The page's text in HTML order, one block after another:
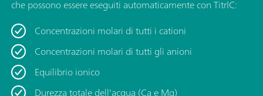
che possono essere eseguiti automaticamente con TitrIC:
Concentrazioni molari di tutti i cationi
Concentrazioni molari di tutti gli anioni
Equilibrio ionico
Durezza totale dell'acqua (Ca e Mg)